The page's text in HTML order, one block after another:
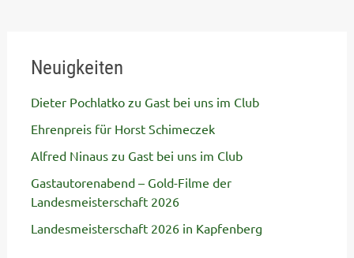
Neuigkeiten
Dieter Pochlatko zu Gast bei uns im Club
Ehrenpreis für Horst Schimeczek
Alfred Ninaus zu Gast bei uns im Club
Gastautorenabend – Gold-Filme der
Landesmeisterschaft 2026
Landesmeisterschaft 2026 in Kapfenberg